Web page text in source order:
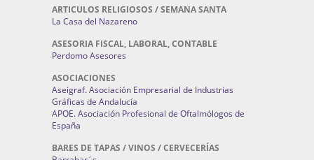
ARTICULOS RELIGIOSOS / SEMANA SANTA
La Casa del Nazareno
ASESORIA FISCAL, LABORAL, CONTABLE
Perdomo Asesores
ASOCIACIONES
Aseigraf. Asociación Empresarial de Industrias
Gráficas de Andalucía
APOE. Asociación Profesional de Oftalmólogos de
España
BARES DE TAPAS / VINOS / CERVECERÍAS